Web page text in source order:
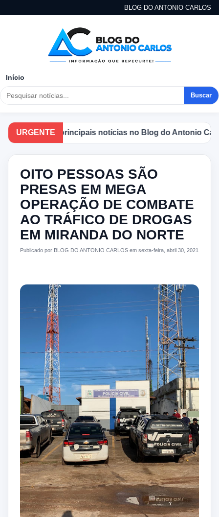
BLOG DO ANTONIO CARLOS
Início
Buscar
URGENTE
as principais notícias no Blog do Antonio Carlos.
OITO PESSOAS SÃO
PRESAS EM MEGA
OPERAÇÃO DE COMBATE
AO TRÁFICO DE DROGAS
EM MIRANDA DO NORTE
Publicado por BLOG DO ANTONIO CARLOS em sexta-feira, abril 30, 2021